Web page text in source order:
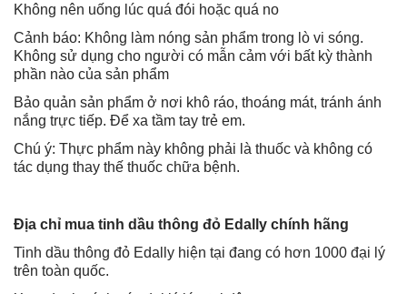
Không nên uống lúc quá đói hoặc quá no
Cảnh báo: Không làm nóng sản phẩm trong lò vi sóng.
Không sử dụng cho người có mẫn cảm với bất kỳ thành
phần nào của sản phẩm
Bảo quản sản phẩm ở nơi khô ráo, thoáng mát, tránh ánh
nắng trực tiếp. Để xa tầm tay trẻ em.
Chú ý: Thực phẩm này không phải là thuốc và không có
tác dụng thay thế thuốc chữa bệnh.
Địa chỉ mua tinh dầu thông đỏ Edally chính hãng
Tinh dầu thông đỏ Edally hiện tại đang có hơn 1000 đại lý
trên toàn quốc.